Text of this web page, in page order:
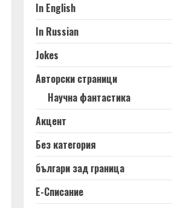
In English
In Russian
Jokes
Авторски страници
Научна фантастика
Акцент
Без категория
българи зад граница
Е-Списание